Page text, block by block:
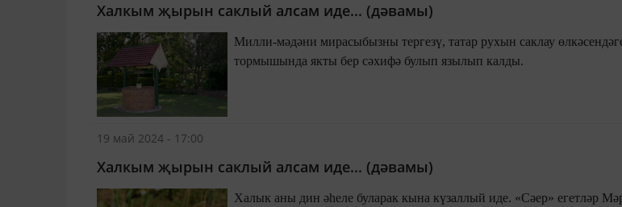
Халкым җырын саклый алсам иде... (дәвамы)
Милли-мәдәни мирасыбызны тергезү, татар рухын саклау
тормышында якты бер сәхифә булып язылып калды.
19 май 2024 - 17:00
Халкым җырын саклый алсам иде... (дәвамы)
Халык аны дин әһеле буларак кына күзаллый иде. «Сәер» егетләр